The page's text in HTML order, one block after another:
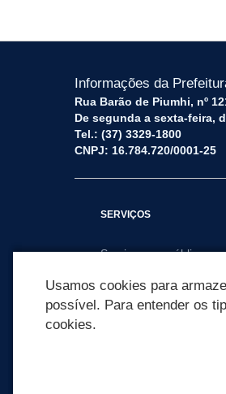
Informações da
Rua Barão de Piumhi, nº
De segunda a sexta-feira,
Tel.: (37) 3329-1800
CNPJ: 16.784.720/0001-25
SERVIÇOS
Serviços por público
Usamos cookies para
possível. Para entender os
cookies.